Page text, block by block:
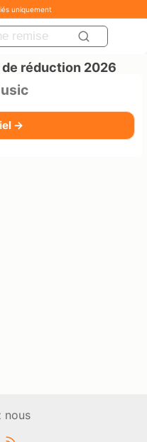
uniquement
de réduction 2026
→
nous